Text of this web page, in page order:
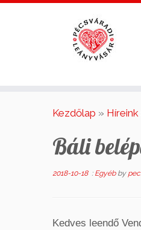
Kezdőlap » Híreink
Báli
2018-10-18: Egyéb by
Kedves leendő